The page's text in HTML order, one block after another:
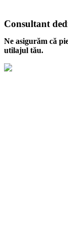
Consultant
Ne asigurăm că
utilajul tău.